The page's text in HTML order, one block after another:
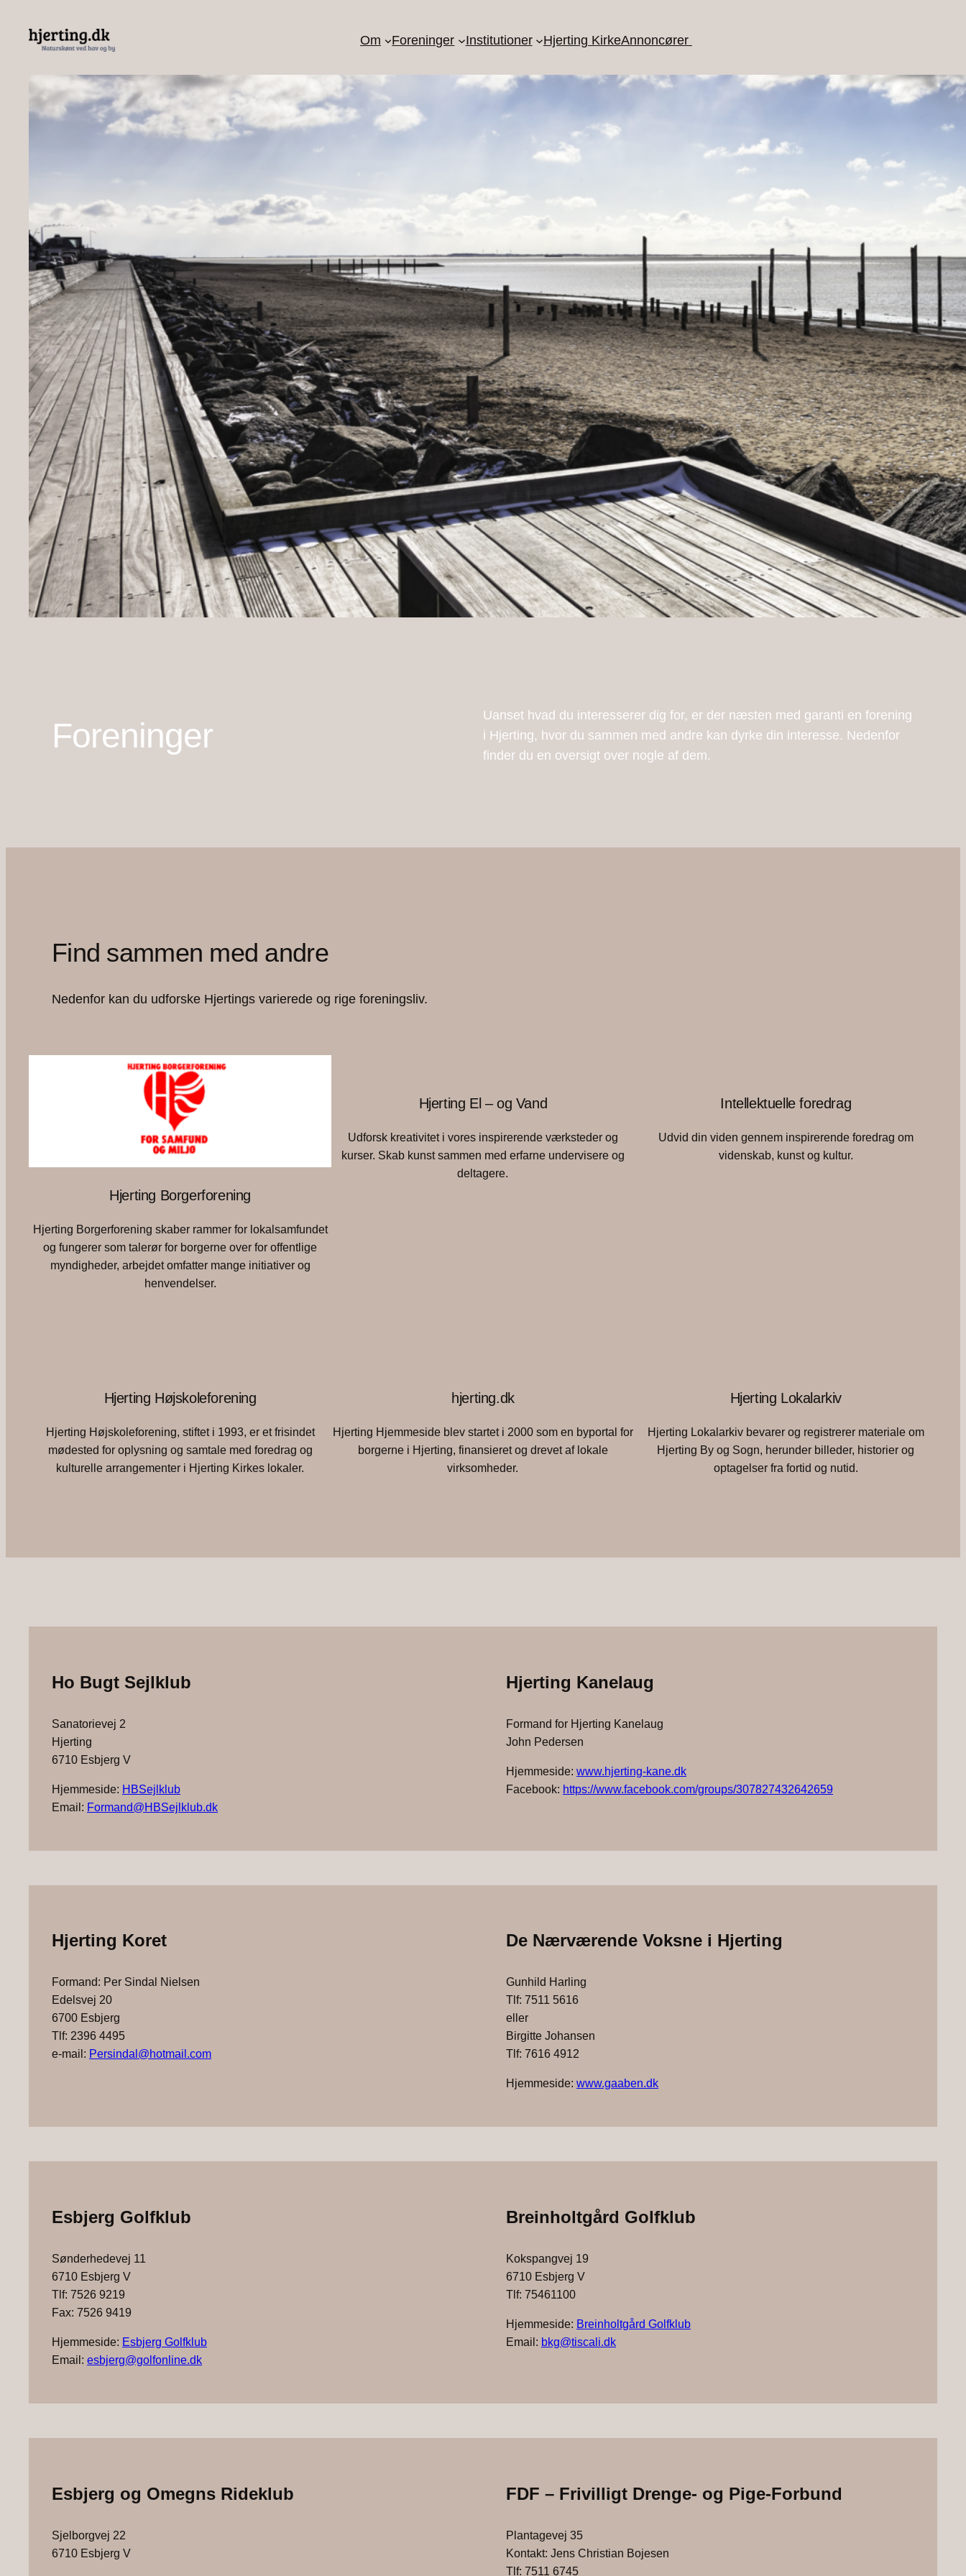
Om Foreninger Institutioner Hjerting KirkeAnnoncører
Foreninger
Uanset hvad du interesserer dig for, er der næsten med garanti en forening
i Hjerting, hvor du sammen med andre kan dyrke din interesse. Nedenfor
finder du en oversigt over nogle af dem.
Find sammen med andre
Nedenfor kan du udforske Hjertings varierede og rige foreningsliv.
Hjerting Borgerforening
Hjerting Borgerforening skaber rammer for lokalsamfundet
og fungerer som talerør for borgerne over for offentlige
myndigheder, arbejdet omfatter mange initiativer og
henvendelser.
Hjerting El – og Vand
Udforsk kreativitet i vores inspirerende værksteder og
kurser. Skab kunst sammen med erfarne undervisere og
deltagere.
Intellektuelle foredrag
Udvid din viden gennem inspirerende foredrag om
videnskab, kunst og kultur.
Hjerting Højskoleforening
Hjerting Højskoleforening, stiftet i 1993, er et frisindet
mødested for oplysning og samtale med foredrag og
kulturelle arrangementer i Hjerting Kirkes lokaler.
hjerting.dk
Hjerting Hjemmeside blev startet i 2000 som en byportal for
borgerne i Hjerting, finansieret og drevet af lokale
virksomheder.
Hjerting Lokalarkiv
Hjerting Lokalarkiv bevarer og registrerer materiale om
Hjerting By og Sogn, herunder billeder, historier og
optagelser fra fortid og nutid.
Ho Bugt Sejlklub
Sanatorievej 2
Hjerting
6710 Esbjerg V
Hjemmeside: HBSejlklub
Email: Formand@HBSejlklub.dk
Hjerting Kanelaug
Formand for Hjerting Kanelaug
John Pedersen
Hjemmeside: www.hjerting-kane.dk
Facebook: https://www.facebook.com/groups/307827432642659
Hjerting Koret
Formand: Per Sindal Nielsen
Edelsvej 20
6700 Esbjerg
Tlf: 2396 4495
e-mail: Persindal@hotmail.com
De Nærværende Voksne i Hjerting
Gunhild Harling
Tlf: 7511 5616
eller
Birgitte Johansen
Tlf: 7616 4912
Hjemmeside: www.gaaben.dk
Esbjerg Golfklub
Sønderhedevej 11
6710 Esbjerg V
Tlf: 7526 9219
Fax: 7526 9419
Hjemmeside: Esbjerg Golfklub
Email: esbjerg@golfonline.dk
Breinholtgård Golfklub
Kokspangvej 19
6710 Esbjerg V
Tlf: 75461100
Hjemmeside: Breinholtgård Golfklub
Email: bkg@tiscali.dk
Esbjerg og Omegns Rideklub
Sjelborgvej 22
6710 Esbjerg V
FDF – Frivilligt Drenge- og Pige-Forbund
Plantagevej 35
Kontakt: Jens Christian Bojesen
Tlf: 7511 6745